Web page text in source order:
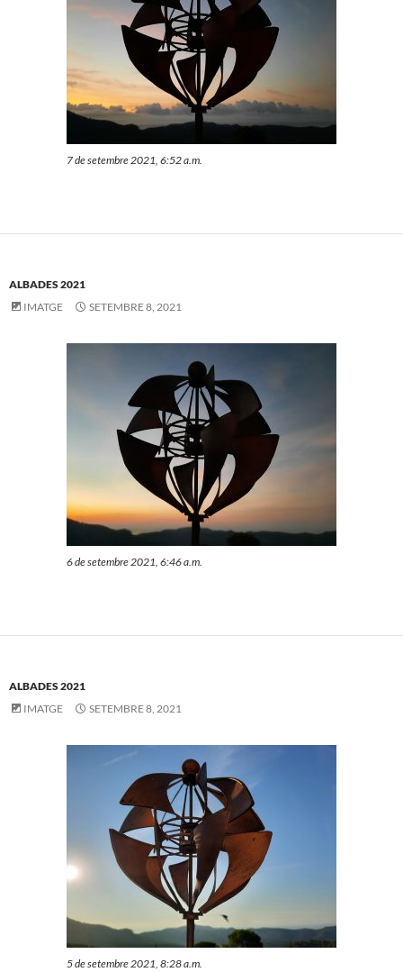
7 de setembre 2021, 6:52 a.m.
ALBADES 2021
IMATGE
SETEMBRE 8, 2021
6 de setembre 2021, 6:46 a.m.
ALBADES 2021
IMATGE
SETEMBRE 8, 2021
5 de setembre 2021, 8:28 a.m.